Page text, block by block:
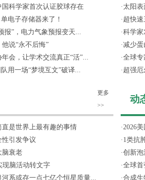
科学家首次认证胶球存在
电子存储器来了！
报”，电力气象预报变天...
说“永不后悔”
会，让学术交流真正“活”...
用一场“梦境互文”破译...
更多
>>
是世界上最有趣的事情
引发争议
脑衰老
现脑活动转文字
系或存一点七亿个恒星质量...
· 太阳
· 超快
·科学家
·减少
·全球专
· 超强
动
·2026
· 1类抗
·创新泡
·全球首
·合成生